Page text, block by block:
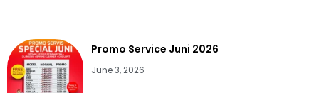
Promo Service Juni 2026
June 3, 2026